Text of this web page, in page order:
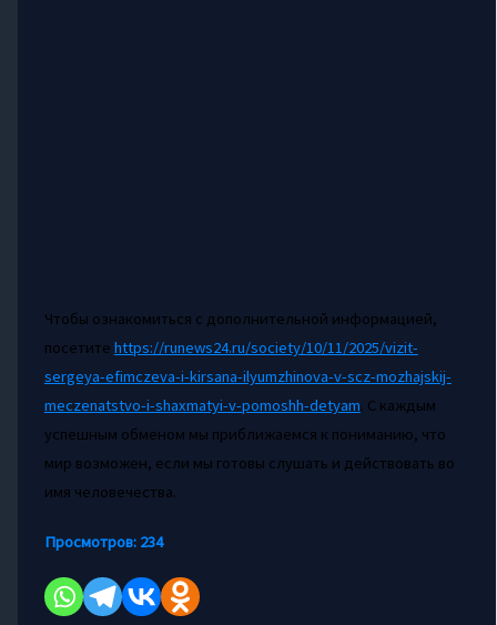
Чтобы ознакомиться с дополнительной информацией,
посетите https://runews24.ru/society/10/11/2025/vizit-
sergeya-efimczeva-i-kirsana-ilyumzhinova-v-scz-mozhajskij-
meczenatstvo-i-shaxmatyi-v-pomoshh-detyam. С каждым
успешным обменом мы приближаемся к пониманию, что
мир возможен, если мы готовы слушать и действовать во
имя человечества.
Просмотров: 234